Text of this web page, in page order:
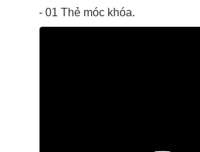
- 01 Thẻ móc khóa.